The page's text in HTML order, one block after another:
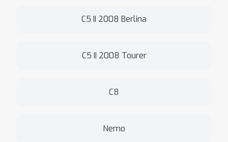
C5 II 2008 Berlina
C5 II 2008 Tourer
C8
Nemo